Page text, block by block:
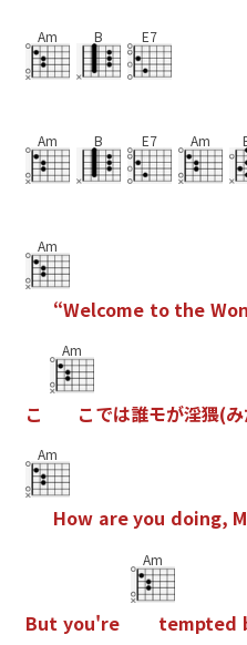
Am B E7
Am B E7 Am
Am
“Welcome to the Won
こ
Am
こでは誰モが淫猥(み
Am
How areyou doing, M
But you're
Am
tempted